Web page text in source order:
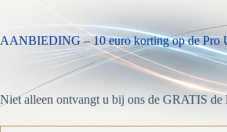
AANBIEDING – 10 euro korting op de Pro
Niet alleen ontvangt u bij ons de GRATIS de